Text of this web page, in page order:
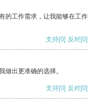
的工作需求，让我能够在工作
支持[0] 反对[0]
做出更准确的选择。
支持[0] 反对[0]